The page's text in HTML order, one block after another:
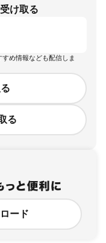
け取る
すめ情報なども配信しま
る
ード